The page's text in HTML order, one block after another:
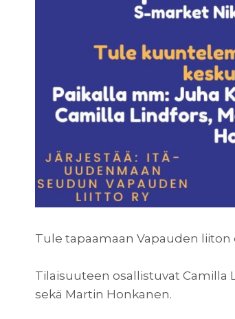
Tule tapaamaan Vapauden liiton
Tilaisuuteen osallistuvat Camilla
sekä Martin Honkanen.